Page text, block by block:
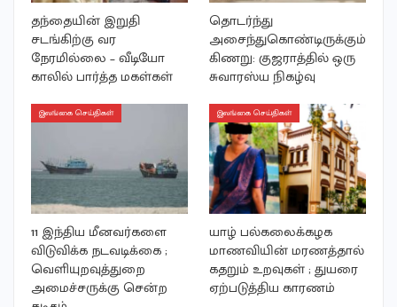
தந்தையின் இறுதி
சடங்கிற்கு வர
நேரமில்லை – வீடியோ
காலில் பார்த்த மகள்கள்
தொடர்ந்து
அசைந்துகொண்டிருக்கும்
கிணறு: குஜராத்தில் ஒரு
சுவாரஸ்ய நிகழ்வு
இலங்கை செய்திகள்
11 இந்திய மீனவர்களை
விடுவிக்க நடவடிக்கை ;
வெளியுறவுத்துறை
அமைச்சருக்கு சென்ற
இலங்கை செய்திகள்
யாழ் பல்கலைக்கழக
மாணவியின் மரணத்தால்
கதறும் உறவுகள் ; துயரை
ஏற்படுத்திய காரணம்